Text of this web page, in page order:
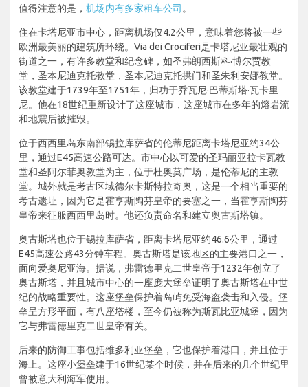
值得注意的是， 机场内有多家租车公司 。
住在卡塔尼亚市中心，距离机场仅4.2公里，意味着您将被一些
欧洲最美丽的建筑所环绕。Via dei Crociferi是卡塔尼亚最壮观的
街道之一，有许多教堂和纪念碑，如圣弗朗西斯科·博尔贾教
堂，圣本尼迪克托教堂，圣本尼迪克托拱门和圣朱利安娜教堂。
该教堂建于1739年至1751年，归功于乔瓦尼·巴蒂斯塔·瓦卡里
尼。他在18世纪重新设计了这座城市，这座城市在多年的熔岩流
和地震后被摧毁。
位于西西里岛东南部锡拉库萨省的伦蒂尼距离卡塔尼亚约34公
里，通过E45高速公路可达。市中心以可爱的圣玛丽亚拉卡瓦教
堂和圣阿尔菲奥教堂为主，位于杜奥莫广场，是伦蒂尼的主教
堂。城外就是考古区域德尔卡斯特拉奇奥，这是一个相当重要的
考古遗址，因为它是霍亨斯陶芬皇帝的要塞之一，当霍亨斯陶芬
皇帝来征服西西里岛时。他还负责命名和建立奥古斯塔镇。
奥古斯塔也位于锡拉库萨省，距离卡塔尼亚约46.6公里，通过
E45高速公路43分钟车程。奥古斯塔是该地区的主要港口之一，
面向爱奥尼亚海。据说，弗雷德里克二世皇帝于1232年创立了
奥古斯塔，并且城市中心的一座庞大堡垒证明了奥古斯塔在中世
纪的战略重要性。这座堡垒保护着岛屿免受海盗袭击和入侵。堡
垒呈方形平面，有八座塔楼，至今仍被称为斯瓦比亚城堡，因为
它与弗雷德里克二世皇帝有关。
后来的防御工事包括维多利亚堡垒，它也保护着港口，并且位于
海上。这座小堡垒建于16世纪某个时候，并在后来的几个世纪里
曾被意大利海军使用。